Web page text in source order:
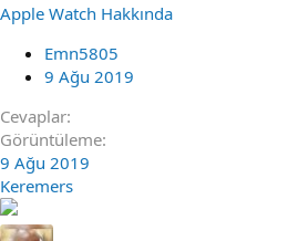
Apple Watch Hakkında
Emn5805
9 Ağu 2019
Cevaplar
Görüntüleme
9 Ağu 2019
Keremers